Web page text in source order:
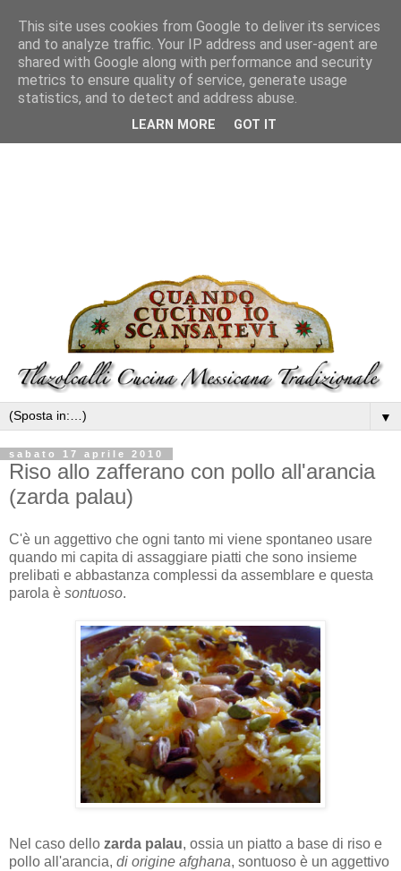
▼
sabato 17 aprile 2010
Riso allo zafferano con pollo all'arancia
(zarda palau)
C'è un aggettivo che ogni tanto mi viene spontaneo usare
quando mi capita di assaggiare piatti che sono insieme
prelibati e abbastanza complessi da assemblare e questa
parola è sontuoso.
Nel caso dello zarda palau, ossia un piatto a base di riso e
pollo all'arancia, di origine afghana, sontuoso è un aggettivo
This site uses cookies from Google to deliver its services
and to analyze traffic. Your IP address and user-agent are
shared with Google along with performance and security
metrics to ensure quality of service, generate usage
statistics, and to detect and address abuse.
LEARN MORE GOT IT